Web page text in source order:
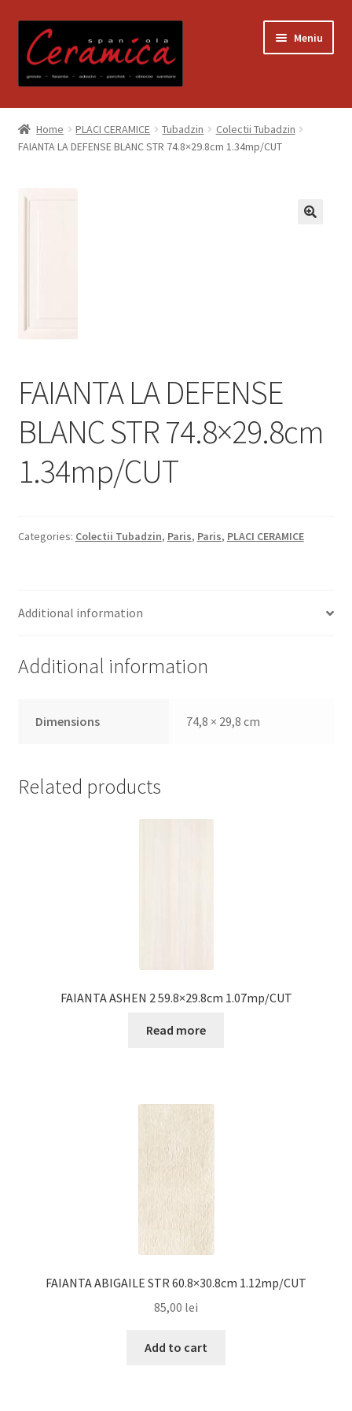
la
navigare
la
conținut
Meniu
Prima pagină
Blog
Plata si Livrare
Politică de confidențialitate
Politica de cookie
Plată
Home PLACI CERAMICE Tubadzin
Colectii Tubadzin
FAIANTA LA DEFENSE BLANC STR 74.8×29.8cm 1.34mp/CUT
FAIANTA LA DEFENSE
BLANC STR 74.8×29.8cm
1.34mp/CUT
Categories: Colectii Tubadzin, Paris, Paris, PLACI CERAMICE
Additional information
Additional information
Dimensions 74,8 × 29,8 cm
Related products
FAIANTA ASHEN 2 59.8×29.8cm 1.07mp/CUT
Read more
FAIANTA ABIGAILE STR 60.8×30.8cm 1.12mp/CUT
85,00 lei
Add to cart